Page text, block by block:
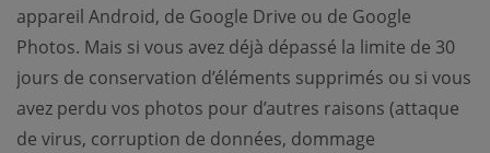
appareil Android, de Google Drive ou de Google
Photos. Mais si vous avez déjà dépassé la limite de 30
jours de conservation d’éléments supprimés ou si vous
avez perdu vos photos pour d’autres raisons (attaque
de virus, corruption de données, dommage